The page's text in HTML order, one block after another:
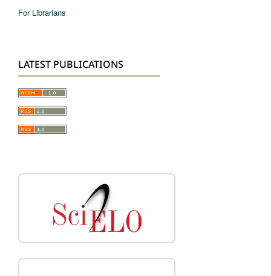
For Librarians
LATEST PUBLICATIONS